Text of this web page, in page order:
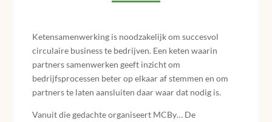
Ketensamenwerking is noodzakelijk om succesvol
circulaire business te bedrijven. Een keten waarin
partners samenwerken geeft inzicht om
bedrijfsprocessen beter op elkaar af stemmen en om
partners te laten aansluiten daar waar dat nodig is.
Vanuit die gedachte organiseert MCBy… De